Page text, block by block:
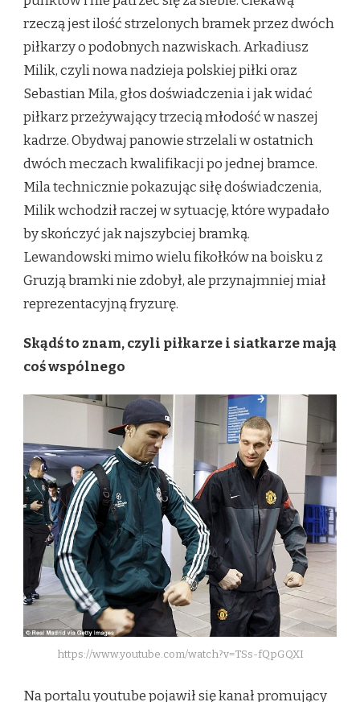
rzeczą jest ilość strzelonych bramek przez dwóch
piłkarzy o podobnych nazwiskach. Arkadiusz
Milik, czyli nowa nadzieja polskiej piłki oraz
Sebastian Mila, głos doświadczenia i jak widać
piłkarz przeżywający trzecią młodość w naszej
kadrze. Obydwaj panowie strzelali w ostatnich
dwóch meczach kwalifikacji po jednej bramce.
Mila technicznie pokazując siłę doświadczenia,
Milik wchodził raczej w sytuację, które wypadało
by skończyć jak najszybciej bramką.
Lewandowski mimo wielu fikołków na boisku z
Gruzją bramki nie zdobył, ale przynajmniej miał
reprezentacyjną fryzurę.
Skądś to znam, czyli piłkarze i siatkarze mają
coś wspólnego
https://www.youtube.com/watch?v=TSs-fQpGQXI
Na portalu youtube pojawił się kanał promujący